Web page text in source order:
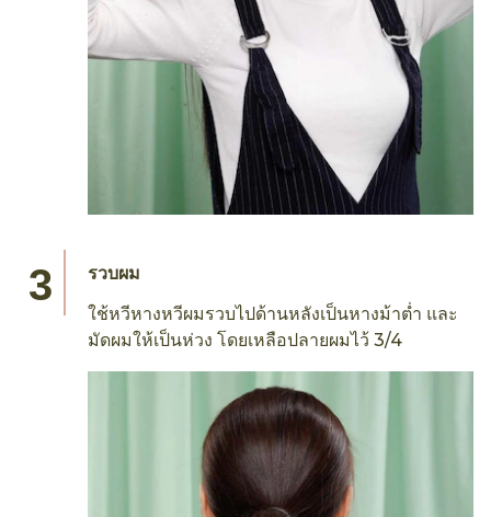
รวบผม
ใช้หวีหางหวีผมรวบไปด้านหลังเป็นหางม้าต่ำ และ
มัดผมให้เป็นห่วง โดยเหลือปลายผมไว้ 3/4